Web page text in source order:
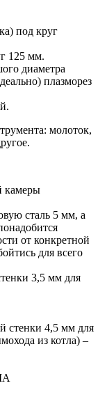
под круг
125 мм.
диаметра
плазморез
молоток,
камеры
сталь 5 мм, а
от конкретной
для всего
3,5 мм для
стенки 4,5 мм для
из котла) –